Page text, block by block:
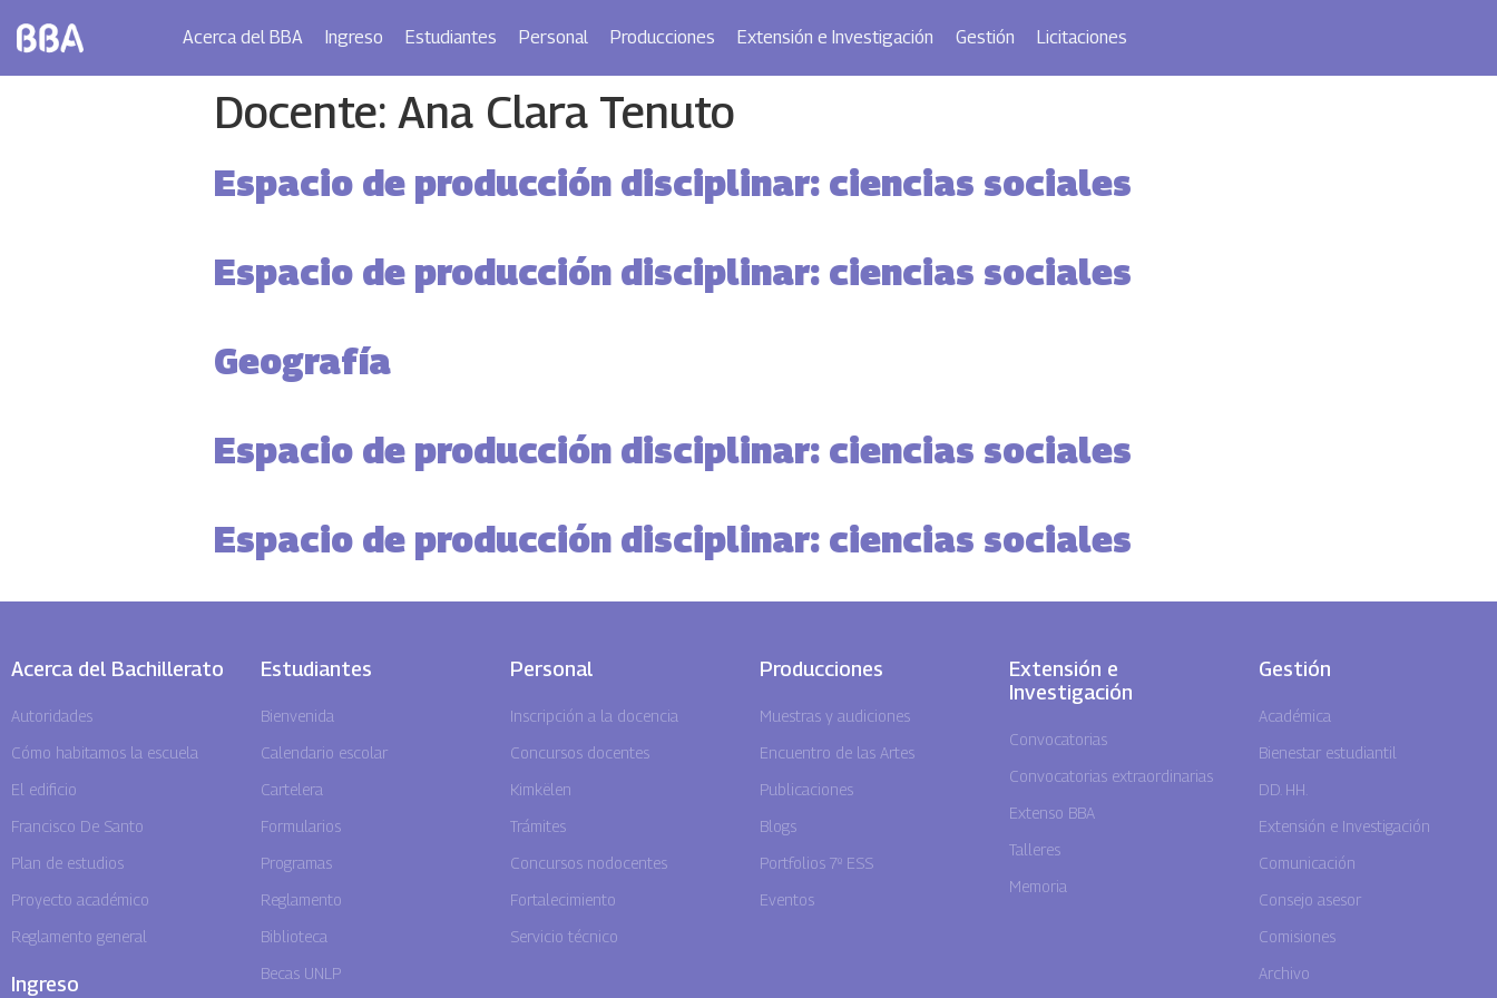
Acerca del BBA Ingreso Estudiantes Personal Producciones Extensión e Investigación Gestión Licitaciones
Docente: Ana Clara Tenuto
Espacio de producción disciplinar: ciencias sociales
Espacio de producción disciplinar: ciencias sociales
Geografía
Espacio de producción disciplinar: ciencias sociales
Espacio de producción disciplinar: ciencias sociales
Acerca del Bachillerato
Autoridades
Cómo habitamos la escuela
El edificio
Francisco De Santo
Plan de estudios
Proyecto académico
Reglamento general
Ingreso
Estudiantes
Bienvenida
Calendario escolar
Cartelera
Formularios
Programas
Reglamento
Biblioteca
Becas UNLP
Personal
Inscripción a la docencia
Concursos docentes
Kimkëlen
Trámites
Concursos nodocentes
Fortalecimiento
Servicio técnico
Producciones
Muestras y audiciones
Encuentro de las Artes
Publicaciones
Blogs
Portfolios 7º ESS
Eventos
Extensión e
Investigación
Convocatorias
Convocatorias extraordinarias
Extenso BBA
Talleres
Memoria
Gestión
Académica
Bienestar estudiantil
DD. HH.
Extensión e Investigación
Comunicación
Consejo asesor
Comisiones
Archivo